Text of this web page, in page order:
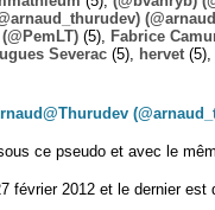
(5), Fabrice
Severac (5), hervet (5),
ce pseudo et avec le
février 2012 et le dernier est